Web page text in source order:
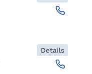
Details